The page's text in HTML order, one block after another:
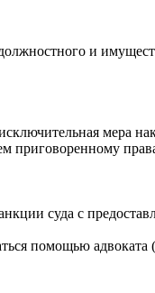
и
мера
приговоренному
суда с
помощью адвоката